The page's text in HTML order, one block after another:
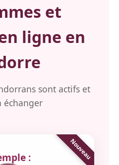
et
ligne en
sont actifs et
échanger
: